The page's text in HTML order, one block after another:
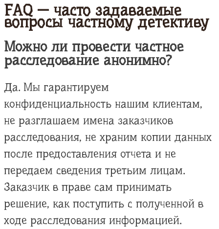
FAQ — часто задаваемые
вопросы частному детективу
Можно ли провести частное
расследование анонимно?
Да. Мы гарантируем
конфиденциальность нашим клиентам,
не разглашаем имена заказчиков
расследования, не храним копии данных
после предоставления отчета и не
передаем сведения третьим лицам.
Заказчик в праве сам принимать
решение, как поступить с полученной в
ходе расследования информацией.